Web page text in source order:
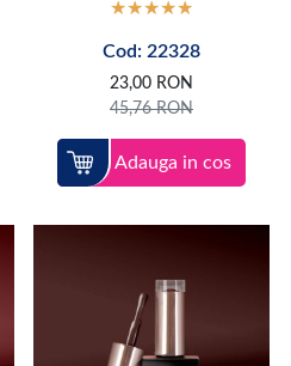
Cod: 22328
23,00 RON
45,76RON
Adauga in cos